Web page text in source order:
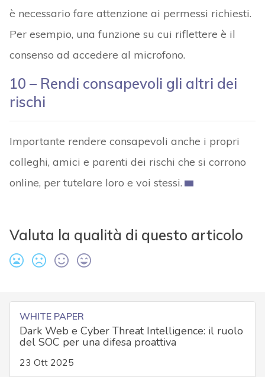
è necessario fare attenzione ai permessi richiesti.
Per esempio, una funzione su cui riflettere è il
consenso ad accedere al microfono.
10 – Rendi consapevoli gli altri dei
rischi
Importante rendere consapevoli anche i propri
colleghi, amici e parenti dei rischi che si corrono
online, per tutelare loro e voi stessi.
Valuta la qualità di questo articolo
WHITE PAPER
Dark Web e Cyber Threat Intelligence: il ruolo
del SOC per una difesa proattiva
23 Ott 2025